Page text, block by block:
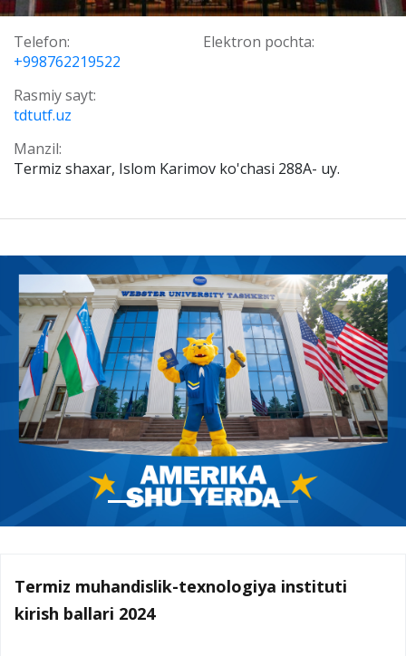
Telefon:
+998762219522
Elektron pochta:
Rasmiy sayt:
tdtutf.uz
Manzil:
Termiz shaxar, Islom Karimov ko'chasi 288A- uy.
Termiz muhandislik-texnologiya instituti
kirish ballari 2024